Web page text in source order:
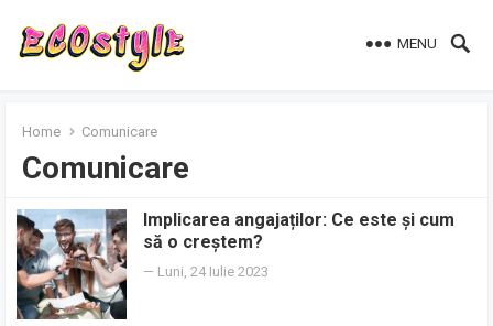
MENU
Home Comunicare
Comunicare
Implicarea angajaților: Ce este și cum
să o creștem?
— Luni, 24 Iulie 2023